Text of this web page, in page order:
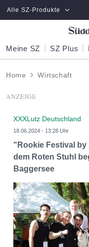
Zum Hauptinhalt springen
Alle SZ-Produkte
Meine SZ SZ Plus
Home Wirtschaft
ANZEIGE
XXXLutz Deutschland
18.06.2024 - 13:28 Uhr
"Rookie Festival by
dem Roten Stuhl
Baggersee